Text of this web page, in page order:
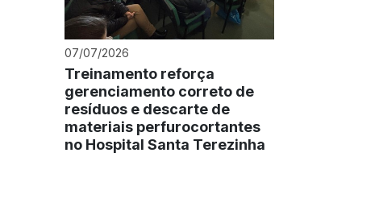
07/07/2026
Treinamento reforça
gerenciamento correto de
resíduos e descarte de
materiais perfurocortantes
no Hospital Santa Terezinha